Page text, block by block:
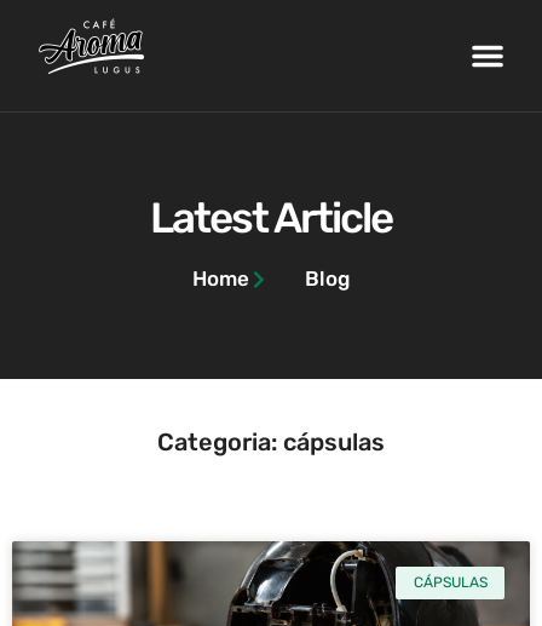
Latest Article
Home Blog
Categoria: cápsulas
CÁPSULAS